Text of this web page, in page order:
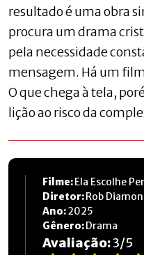
resultado é uma obra
procura um drama
pela necessidade
mensagem. Há um
O que chega à tela,
lição ao risco da
Filme:Ela Escolhe
Diretor:Rob
Ano:2025
Gênero:Drama
Avaliação:3/5